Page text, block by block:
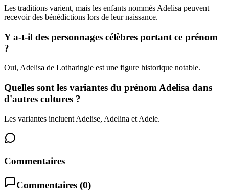
Les traditions varient, mais les enfants nommés Adelisa peuvent
recevoir des bénédictions lors de leur naissance.
Y a-t-il des personnages célèbres portant ce prénom
?
Oui, Adelisa de Lotharingie est une figure historique notable.
Quelles sont les variantes du prénom Adelisa dans
d'autres cultures ?
Les variantes incluent Adelise, Adelina et Adele.
Commentaires
Commentaires (0)